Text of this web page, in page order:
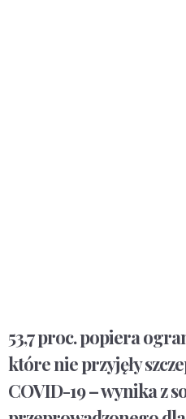
53,7 proc. popiera
które nie przyjęły
COVID-19 – wynika z